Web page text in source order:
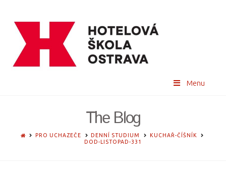
Menu
The Blog
HOMEPRO UCHAZEČE DENNÍ STUDIUM
KUCHAŘ-ČÍŠNÍK
DOD-LISTOPAD-331